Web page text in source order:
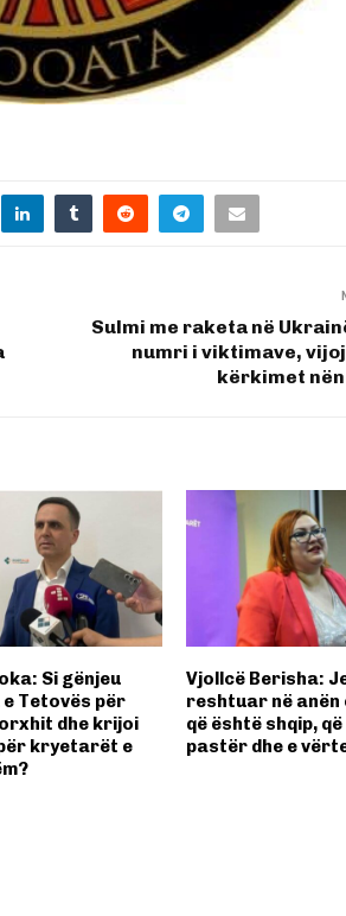
Sulmi me raketa në
numri i viktimave,
kërkimet
Si gënjeu
e Tetovës për
dhe krijoi
kryetarët e
Vjollcë Berisha:
reshtuar në anën
që është shqip,
pastër dhe e